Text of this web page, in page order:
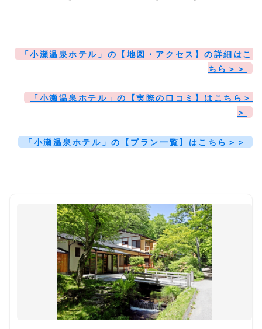
「小瀬温泉ホテル」の【地図・アクセス】の詳細はこ
ちら＞＞
「小瀬温泉ホテル」の【実際の口コミ】はこちら＞
＞
「小瀬温泉ホテル」の【プラン一覧】はこちら＞＞